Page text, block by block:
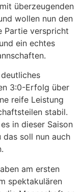
überzeugenden
wollen nun den
Partie verspricht
ein echtes
3:0-Erfolg über
reife Leistung
stabil.
in dieser Saison
soll nun auch
am ersten
spektakulären